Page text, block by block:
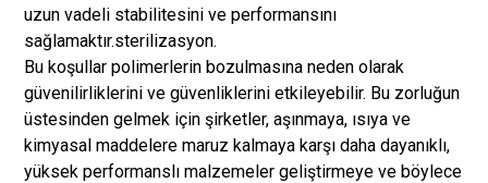
uzun vadeli stabilitesini ve performansını
sağlamaktır.sterilizasyon.
Bu koşullar polimerlerin bozulmasına neden olarak
güvenilirliklerini ve güvenliklerini etkileyebilir. Bu zorluğun
üstesinden gelmek için şirketler, aşınmaya, ısıya ve
kimyasal maddelere maruz kalmaya karşı daha dayanıklı,
yüksek performanslı malzemeler geliştirmeye ve böylece